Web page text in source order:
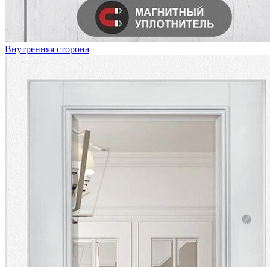
Внутренняя сторона